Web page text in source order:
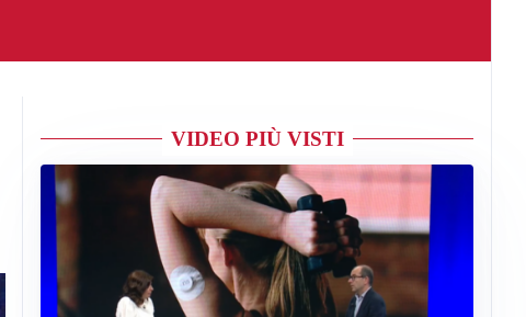
VIDEO PIÙ VISTI